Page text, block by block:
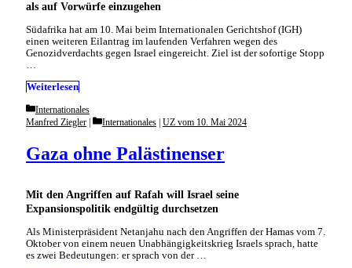
als auf Vorwürfe einzugehen
Südafrika hat am 10. Mai beim Internationalen Gerichtshof (IGH)
einen weiteren Eilantrag im laufenden Verfahren wegen des
Genozidverdachts gegen Israel eingereicht. Ziel ist der sofortige Stopp
…
Weiterlesen
Categories
Internationales
Mit den Angriffen auf Rafah will Israel seine
Expansionspolitik endgültig durchsetzen
Gaza ohne Palästinenser
Manfred Ziegler Categories
Internationales | UZ vom 10. Mai 2024
Als Ministerpräsident Netanjahu nach den Angriffen der Hamas vom 7.
Oktober von einem neuen Unabhängigkeitskrieg Israels sprach, hatte
es zwei Bedeutungen: er sprach von der …